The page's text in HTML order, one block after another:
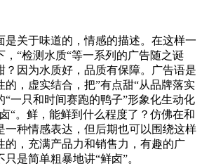
是关于味道的，情感的描述。在这样一
“检测水质“等一系列的广告随之诞
？因为水质好，品质有保障。广告语是
的，虚实结合，把”有点甜“从品牌落实
“一只和时间赛跑的鸭子”形象化生动化
“。鲜，能鲜到什么程度了？仿佛在和
一种情感表达，但后期也可以围绕这样
的，充满产品力和销售力，有趣的广
只是简单粗暴地讲“鲜卤”。